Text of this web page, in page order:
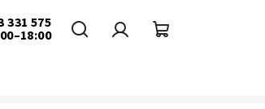
331 575